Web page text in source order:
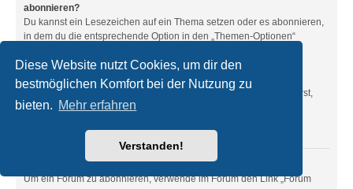
Diese Website nutzt Cookies, um dir den
bestmöglichen Komfort bei der Nutzung zu
bieten. Mehr erfahren
Verstanden!
abonnieren?
Du kannst ein Lesezeichen auf ein Thema setzen oder es abonnieren,
in dem du die entsprechende Option in den „Themen-Optionen“
Diskussionsverlaufs des Themas befinden.
Wenn du bei der Antwort auf ein Thema die Option „Mich
benachrichtigen, sobald eine Antwort geschrieben wurde“ aktivierst,
wird das Thema ebenfalls für dich abonniert.
Nach oben
Wie kann ich ein Forum abonnieren?
Um ein Forum zu abonnieren, verwende im Forum den Link „Forum